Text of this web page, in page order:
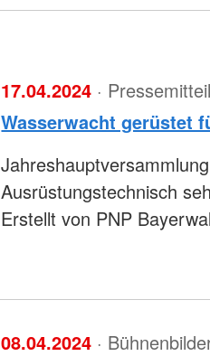
17.04.2024 ·
Wasserwacht gerüstet
Ausrüstungstechnisch
Erstellt von PNP
08.04.2024 ·